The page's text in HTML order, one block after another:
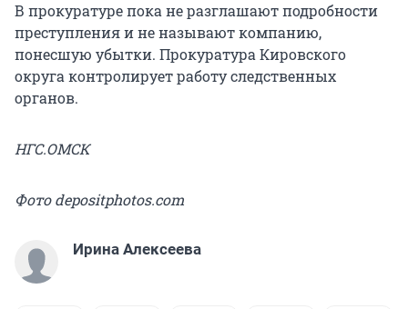
В прокуратуре пока не разглашают подробности
преступления и не называют компанию,
понесшую убытки. Прокуратура Кировского
округа контролирует работу следственных
органов.
НГС.ОМСК
Фото depositphotos.com
Ирина Алексеева